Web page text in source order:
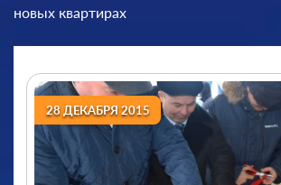
новых квартирах
28 ДЕКАБРЯ 2015